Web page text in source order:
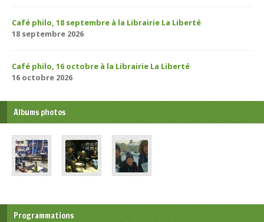
Café philo, 18 septembre à la Librairie La Liberté
18 septembre 2026
Café philo, 16 octobre à la Librairie La Liberté
16 octobre 2026
Albums photos
Programmations